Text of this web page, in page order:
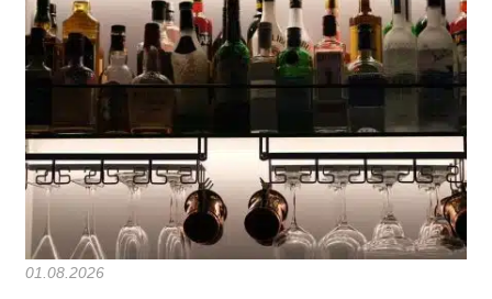
01.08.2026